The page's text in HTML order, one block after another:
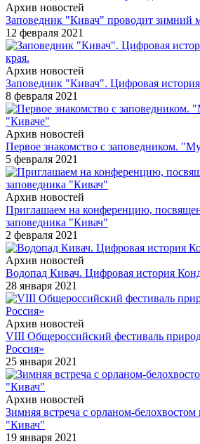
Архив новостей
Заповедник "Кивач" проводит зимний
12 февраля 2021
Архив новостей
Заповедник "Кивач". Цифровая
8 февраля 2021
Архив новостей
Первое знакомство с заповедником.
5 февраля 2021
Архив новостей
Приглашаем на конференцию,
заповедника "Кивач"
2 февраля 2021
Архив новостей
Водопад Кивач. Цифровая история
28 января 2021
Архив новостей
VIII Общероссийский фестиваль
Россия»
25 января 2021
Архив новостей
Зимняя встреча с орланом-белохвостом
"Кивач"
19 января 2021